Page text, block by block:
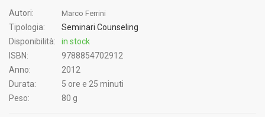
Autori: Marco Ferrini
Tipologia:
Seminari Counseling
Disponibilità:
in stock
ISBN:
9788854702912
Anno:
2012
Durata:
5 ore e 25 minuti
Peso:
80 g